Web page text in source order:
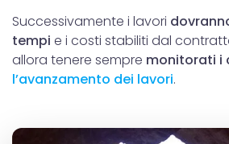
Successivamente i lavori
tempi e i costi stabiliti dal
allora tenere sempre monitorati i
l’avanzamento dei lavori.